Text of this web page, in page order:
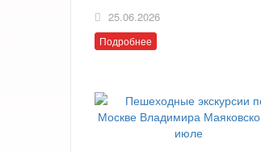
25.06.2026
Подробнее